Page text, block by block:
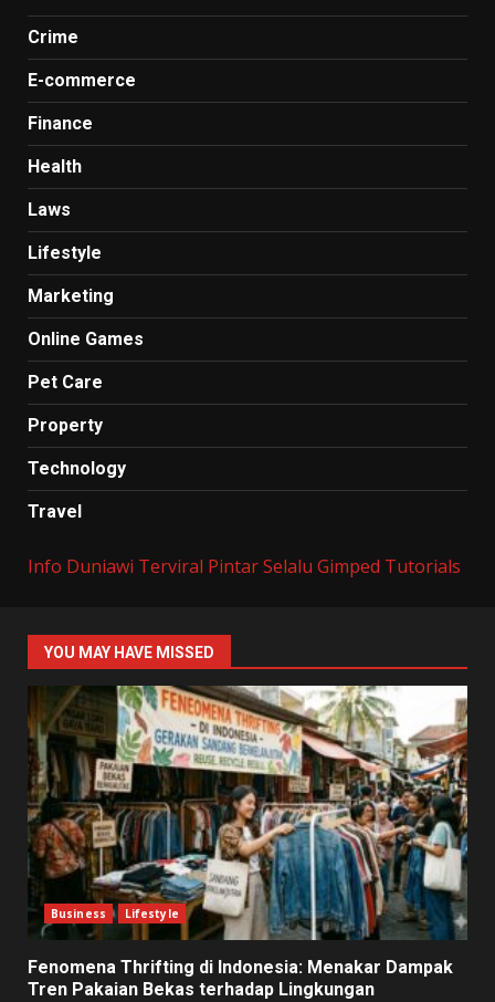
Crime
E-commerce
Finance
Health
Laws
Lifestyle
Marketing
Online Games
Pet Care
Property
Technology
Travel
Info Duniawi Terviral Pintar Selalu Gimped Tutorials
YOU MAY HAVE MISSED
Business Lifestyle
Fenomena Thrifting di Indonesia: Menakar Dampak
Tren Pakaian Bekas terhadap Lingkungan